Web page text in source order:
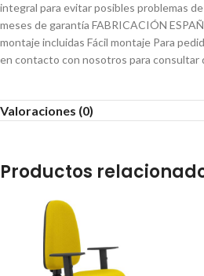
integral para evitar posibles problemas
meses de garantía FABRICACIÓN
montaje incluidas Fácil montaje Para
en contacto con nosotros para consultar
Valoraciones (0)
Productos